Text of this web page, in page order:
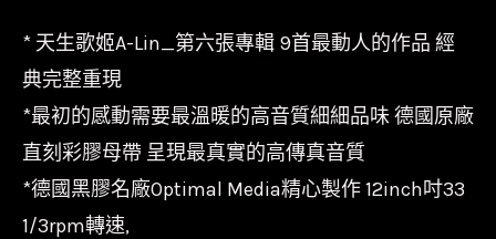
水
編/Avex
數
量
* 天生歌姬A-Lin_第六張專輯 9首最動人的作品 經
典完整重現
*最初的感動需要最溫暖的高音質細細品味 德國原廠
直刻彩膠母帶 呈現最真實的高傳真音質
*德國黑膠名廠Optimal Media精心製作 12inch吋33
1/3rpm轉速,